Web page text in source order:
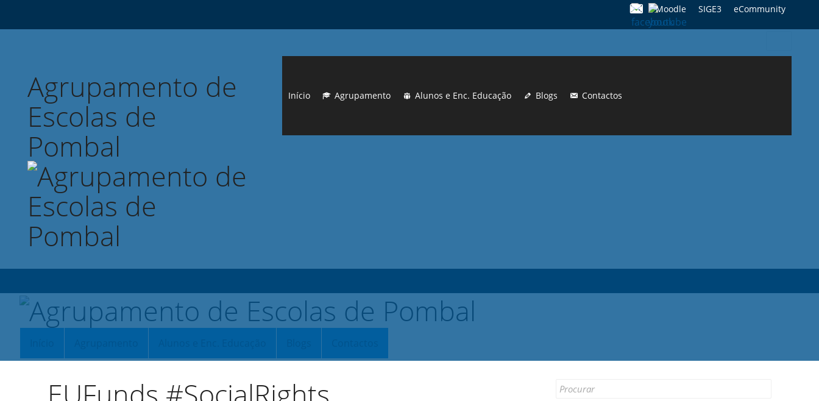
Moodle SIGE3 eCommunity
for:
Agrupamento de
Escolas de
Pombal
Início Agrupamento Alunos e Enc. Educação Blogs Contactos
Search